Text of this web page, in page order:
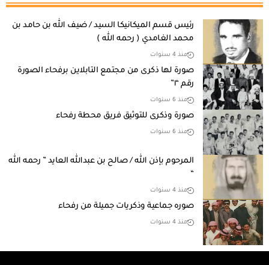
رئيس قسم الميكانيكا السيد / ضيف الله بن حامد بن
محمد الغامدي ( رحمه الله )
منذ 4 سنوات
صورة لها ذكرى من مجتمع التابلاين برفحاء الصورة
رقم “١”
منذ 6 سنوات
صورة وذكرى للتوثيق فريق محطة رفحاء
منذ 6 سنوات
المرحوم بإذن الله / صالح بن عبدالله العايد ” رحمه الله
“
منذ 4 سنوات
صوره جماعية وذكريات جميلة من رفحاء
منذ 4 سنوات